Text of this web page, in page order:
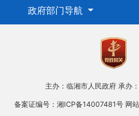
政府部门导航
主办：临湘市人民政府 承办
备案证编号：湘ICP备14007481号 网